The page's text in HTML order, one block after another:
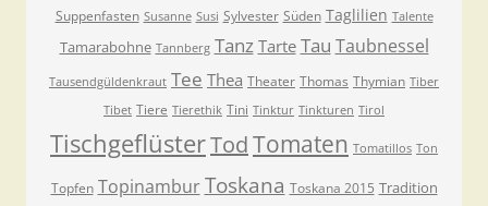
Suppenfasten Susanne Susi Sylvester Süden Taglilien Talente
Tamarabohne Tannberg Tanz Tarte Tau Taubnessel
Tausendgüldenkraut Tee Thea Theater Thomas Thymian Tiber
Tibet Tiere Tierethik Tini Tinktur Tinkturen Tirol
TischgeflüsterTodTomaten Tomatillos Ton
Topfen Topinambur Toskana Toskana 2015 Tradition